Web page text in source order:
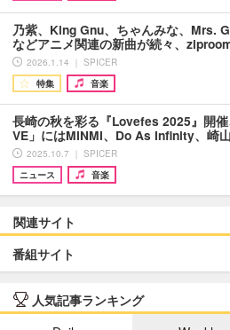
乃紫、King Gnu、ちゃんみな、Mrs.
などアニメ関連の新曲が続々、
2026.1.14 ｜ SPICER
特集
音楽
長崎の秋を彩る『Lovefes 2025』開
VE」にはMINMI、Do As Infinity、崎
2025.10.7 ｜ SPICER
ニュース
音楽
関連サイト
番組サイト
人気記事ランキング